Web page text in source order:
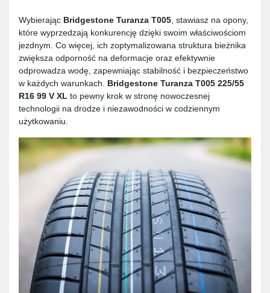
Wybierając Bridgestone Turanza T005, stawiasz na opony,
które wyprzedzają konkurencję dzięki swoim właściwościom
jezdnym. Co więcej, ich zoptymalizowana struktura bieżnika
zwiększa odporność na deformacje oraz efektywnie
odprowadza wodę, zapewniając stabilność i bezpieczeństwo
w każdych warunkach. Bridgestone Turanza T005 225/55
R16 99 V XL to pewny krok w stronę nowoczesnej
technologii na drodze i niezawodności w codziennym
użytkowaniu.